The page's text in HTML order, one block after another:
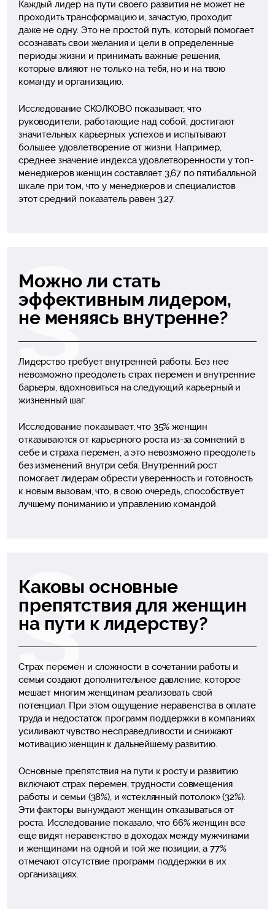
Каждый лидер на пути своего развития не может не
проходить трансформацию и, зачастую, проходит
даже не одну. Это не простой путь, который помогает
осознавать свои желания и цели в определенные
периоды жизни и принимать важные решения,
которые влияют не только на тебя, но и на твою
команду и организацию.
Исследование СКОЛКОВО показывает, что
руководители, работающие над собой, достигают
значительных карьерных успехов и испытывают
большее удовлетворение от жизни. Например,
среднее значение индекса удовлетворенности у топ-
менеджеров женщин составляет 3,67 по пятибалльной
шкале при том, что у менеджеров и специалистов
этот средний показатель равен 3,27.
Можно ли стать
эффективным лидером,
не меняясь внутренне?
Лидерство требует внутренней работы. Без нее
невозможно преодолеть страх перемен и внутренние
барьеры, вдохновиться на следующий карьерный и
жизненный шаг.
Исследование показывает, что 35% женщин
отказываются от карьерного роста из-за сомнений в
себе и страха перемен, а это невозможно преодолеть
без изменений внутри себя. Внутренний рост
помогает лидерам обрести уверенность и готовность
к новым вызовам, что, в свою очередь, способствует
лучшему пониманию и управлению командой.
Каковы основные
препятствия для женщин
на пути к лидерству?
Страх перемен и сложности в сочетании работы и
семьи создают дополнительное давление, которое
мешает многим женщинам реализовать свой
потенциал. При этом ощущение неравенства в оплате
труда и недостаток программ поддержки в компаниях
усиливают чувство несправедливости и снижают
мотивацию женщин к дальнейшему развитию.
Основные препятствия на пути к росту и развитию
включают страх перемен, трудности совмещения
работы и семьи (38%), и «стеклянный потолок» (32%).
Эти факторы вынуждают женщин отказываться от
роста. Исследование показало, что 66% женщин все
еще видят неравенство в доходах между мужчинами
и женщинами на одной и той же позиции, а 77%
отмечают отсутствие программ поддержки в их
организациях.